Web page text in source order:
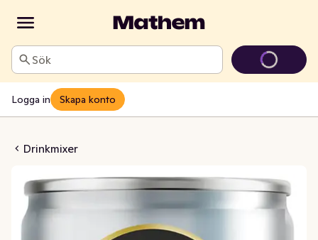
Sök
Logga in Skapa konto
Drinkmixer
Tonic Zero 0%